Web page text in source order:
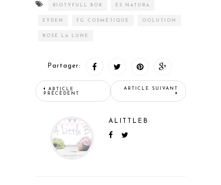
BIOTYFULL BOX ES NATURA
EYDEN FG COSMÉTIQUE OOLUTION
ROSE LA LUNE
Partager:
ARTICLE
PRÉCÉDENT
ARTICLE SUIVANT
ALITTLEB